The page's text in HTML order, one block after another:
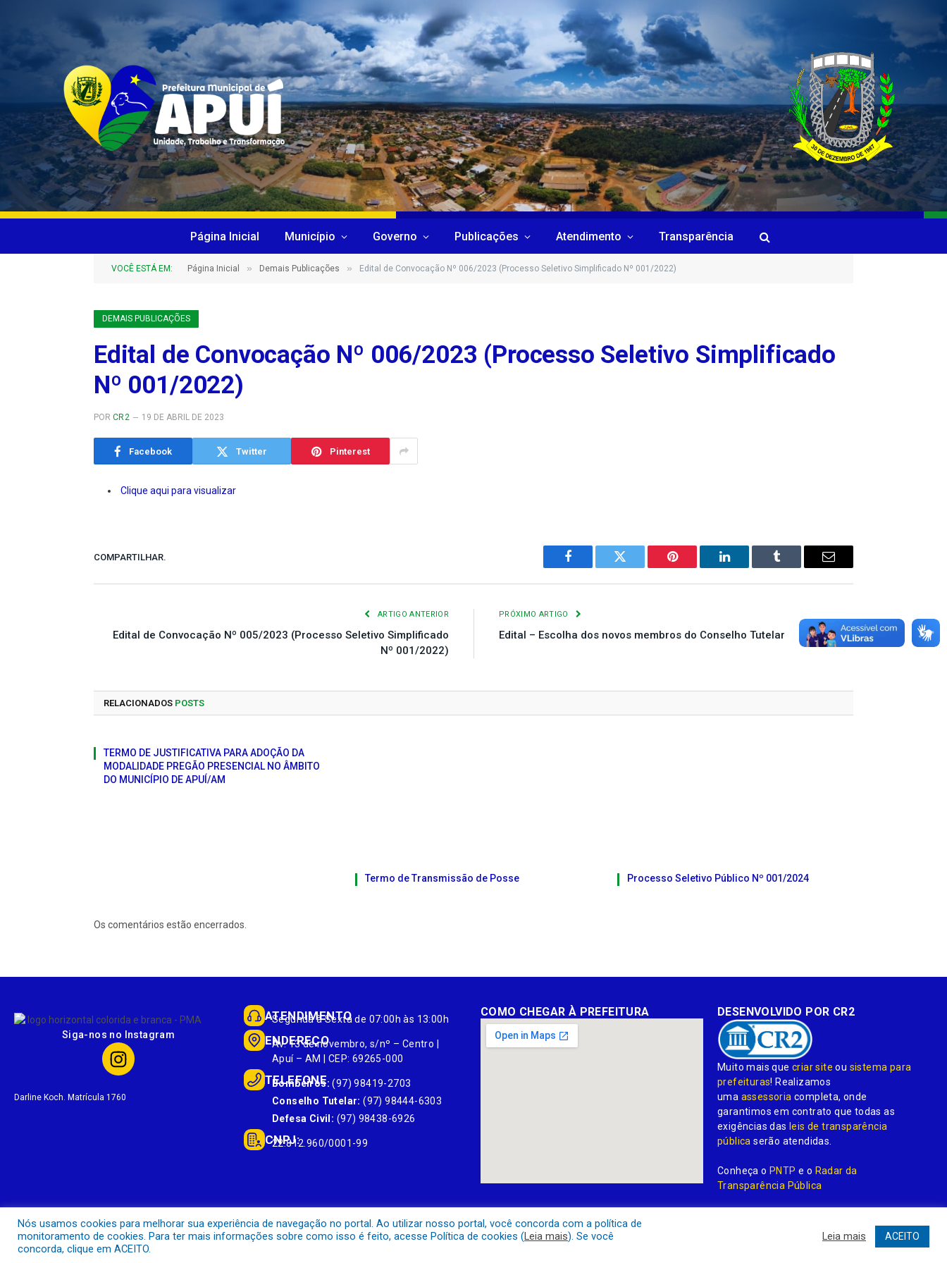
Página Inicial Município Governo Publicações Atendimento Transparência
VOCÊ ESTÁ EM: Página Inicial » Demais Publicações » Edital de Convocação Nº 006/2023 (Processo Seletivo Simplificado Nº 001/2022)
DEMAIS PUBLICAÇÕES
Edital de Convocação Nº 006/2023 (Processo Seletivo Simplificado
Nº 001/2022)
POR CR2 19 DE ABRIL DE 2023
Facebook Twitter Pinterest
Clique aqui para visualizar
COMPARTILHAR.
Facebook Twitter Pinterest LinkedIn Tumblr
E-
ARTIGO ANTERIOR
Edital de Convocação Nº 005/2023 (Processo Seletivo Simplificado
Nº 001/2022)
PRÓXIMO ARTIGO
Edital – Escolha dos novos membros do Conselho Tutelar
RELACIONADOS POSTS
TERMO DE JUSTIFICATIVA PARA ADOÇÃO DA
MODALIDADE PREGÃO PRESENCIAL NO ÂMBITO
DO MUNICÍPIO DE APUÍ/AM
Termo de Transmissão de Posse Processo Seletivo Público Nº 001/2024
Os comentários estão encerrados.
Siga-nos no Instagram
Darline Koch. Matrícula 1760
ATENDIMENTO
Segunda à Sexta de 07:00h às 13:00h
ENDEREÇO
Av. 13 de novembro, s/nº – Centro |
Apuí – AM | CEP: 69265-000
TELEFONE
Bombeiros: (97) 98419-2703
Conselho Tutelar: (97) 98444-6303
Defesa Civil: (97) 98438-6926
CNPJ:
22.812.960/0001-99
COMO CHEGAR À PREFEITURA DESENVOLVIDO POR CR2
Muito mais quecriar site ou sistema para
prefeituras! Realizamos
uma assessoria completa, onde
garantimos em contrato que todas as
exigências das leis de transparência
pública serão atendidas.
Conheça o PNTP e o Radar da
Transparência Pública
Todos os direitos reservados a
Nós usamos cookies para melhorar sua experiência de navegação no portal. Ao utilizar nosso portal, você concorda com a política de
monitoramento de cookies. Para ter mais informações sobre como isso é feito, acesse Política de cookies (Leia mais). Se você
concorda, clique em ACEITO.
Leia mais ACEITO